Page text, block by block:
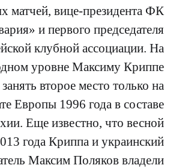
матчей, вице-президента ФК
и первого председателя
клубной ассоциации. На
уровне Максиму Криппе
второе место только на
Европы 1996 года в составе
Еще известно, что весной
года Криппа и украинский
Максим Поляков владели